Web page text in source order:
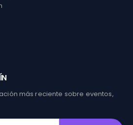
más reciente sobre eventos,